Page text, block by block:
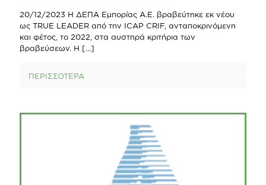
20/12/2023 Η ΔΕΠΑ Εμπορίας Α.Ε. βραβεύτηκε εκ νέου
ως TRUE LEADER από την ICAP CRIF, ανταποκρινόμενη
και φέτος, το 2022, στα αυστηρά κριτήρια των
βραβεύσεων. Η […]
ΠΕΡΙΣΣΟΤΕΡΑ